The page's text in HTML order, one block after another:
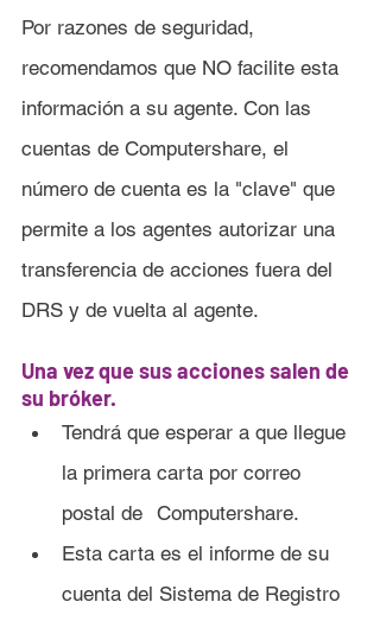
Por razones de seguridad,
recomendamos que NO facilite esta
información a su agente. Con las
cuentas de Computershare, el
número de cuenta es la "clave" que
permite a los agentes autorizar una
transferencia de acciones fuera del
DRS y de vuelta al agente.
Una vez que sus acciones salen de
su bróker.
Tendrá que esperar a que llegue
la primera carta por correo
postal de 	Computershare.
Esta carta es el informe de su
cuenta del Sistema de Registro